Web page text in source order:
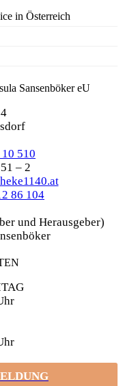
in Österreich
Sansenböker eU
510
– 2
86 104
und Herausgeber)